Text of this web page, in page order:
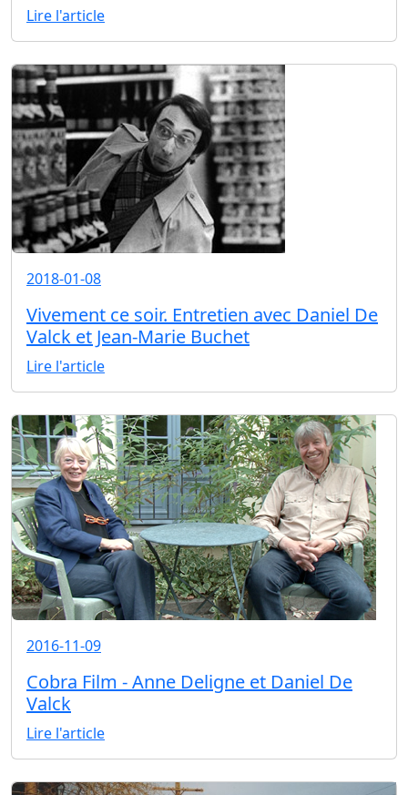
Lire l'article
2018-01-08
Vivement ce soir. Entretien avec Daniel De
Valck et Jean-Marie Buchet
Lire l'article
2016-11-09
Cobra Film - Anne Deligne et Daniel De
Valck
Lire l'article